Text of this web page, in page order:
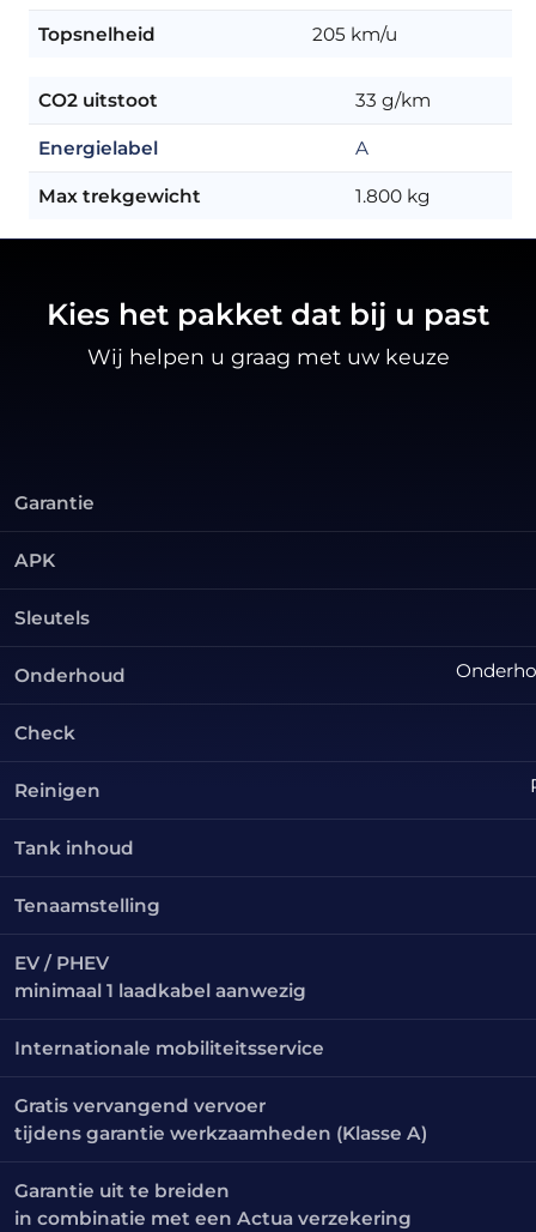
Topsnelheid 205 km/u
CO2 uitstoot 33 g/km
Energielabel A
Max trekgewicht 1.800 kg
Kies het pakket dat bij u past
Wij helpen u graag met uw keuze
Garantie
APK
Sleutels
Onderhoud
Check
Reinigen
Tank inhoud
Tenaamstelling
EV / PHEV
minimaal 1 laadkabel aanwezig
Internationale mobiliteitsservice
Gratis vervangend vervoer
tijdens garantie werkzaamheden (Klasse A)
Garantie uit te breiden
in combinatie met een Actua verzekering